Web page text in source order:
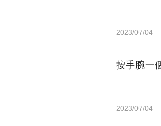
2023/07/04
按手腕一
2023/07/04